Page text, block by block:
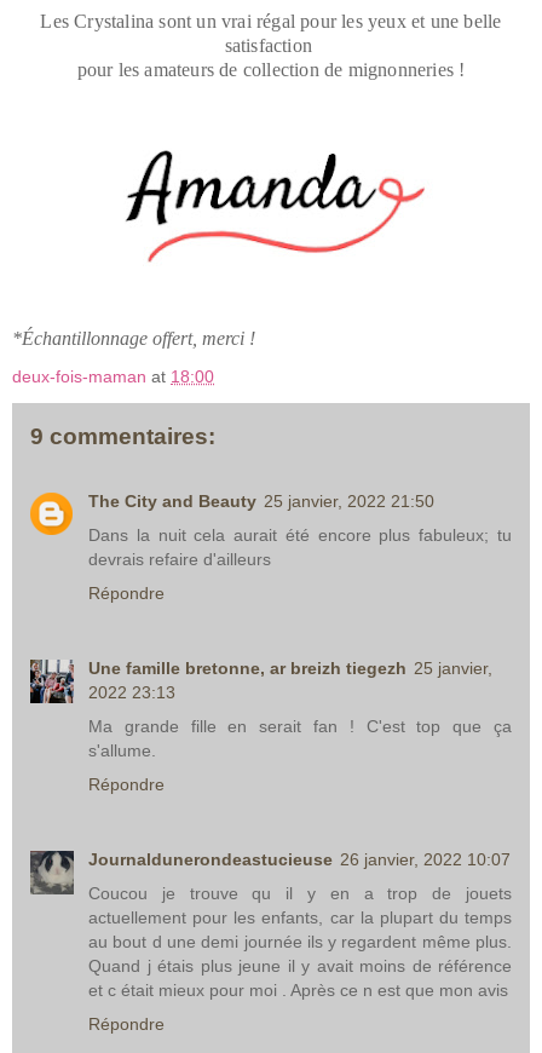
Les Crystalina sont un vrai régal pour les yeux et une belle
satisfaction
pour les amateurs de collection de mignonneries !
*Échantillonnage offert, merci !
deux-fois-maman at 18:00
9 commentaires:
The City and Beauty 25 janvier, 2022 21:50
Dans la nuit cela aurait été encore plus fabuleux; tu
devrais refaire d'ailleurs
Répondre
Une famille bretonne, ar breizh tiegezh 25 janvier,
2022 23:13
Ma grande fille en serait fan ! C'est top que ça
s'allume.
Répondre
Journaldunerondeastucieuse 26 janvier, 2022 10:07
Coucou je trouve qu il y en a trop de jouets
actuellement pour les enfants, car la plupart du temps
au bout d une demi journée ils y regardent même plus.
Quand j étais plus jeune il y avait moins de référence
et c était mieux pour moi . Après ce n est que mon avis
Répondre